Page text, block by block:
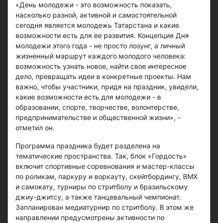
«День молодежи - это возможность показать,
насколько разной, активной и самостоятельной
сегодня является молодежь Татарстана и какие
возможности есть для ее развития. Концепция Дня
молодежи этого года - не просто лозунг, а личный
жизненный маршрут каждого молодого человека:
возможность узнать новое, найти свое интересное
дело, превращать идеи в конкретные проекты. Нам
важно, чтобы участники, придя на праздник, увидели,
какие возможности есть для молодежи - в
образовании, спорте, творчестве, волонтерстве,
предпринимательстве и общественной жизни», -
отметил он.
Программа праздника будет разделена на
тематические пространства. Так, блок «Гордость»
включит спортивные соревнования и мастер-классы
по роликам, паркуру и воркауту, скейтбордингу, BMX
и самокату, турниры по стритболу и бразильскому
джиу-джитсу, а также танцевальный чемпионат.
Запланирован медиатурнир по стритболу. В этом же
направлении предусмотрены активности по